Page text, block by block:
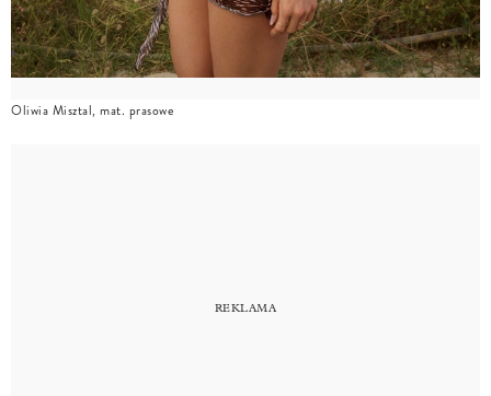
Oliwia Misztal, mat. prasowe